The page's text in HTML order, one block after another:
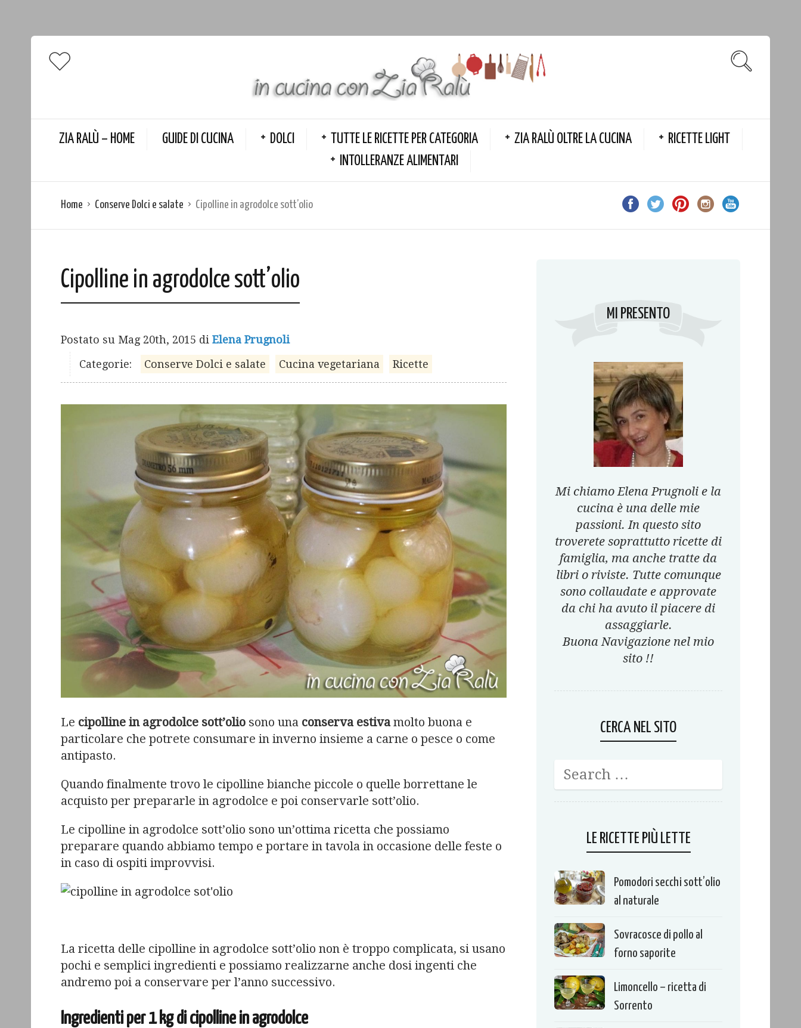
ZIA RALÙ – HOME GUIDE DI CUCINA DOLCI TUTTE LE RICETTE PER CATEGORIA ZIA RALÙ OLTRE LA CUCINA
RICETTE LIGHT
INTOLLERANZE ALIMENTARI
Home Conserve Dolci e salate Cipolline in agrodolce sott’olio
Cipolline in agrodolce sott’olio
Postato su Mag 20th, 2015 di Elena Prugnoli
Categorie:
Conserve Dolci e salate Cucina vegetariana Ricette
Le cipolline in agrodolce sott’olio sono una conserva estiva molto buona e
particolare che potrete consumare in inverno insieme a carne o pesce o come
antipasto.
Quando finalmente trovo le cipolline bianche piccole o quelle borrettane le
acquisto per prepararle in agrodolce e poi conservarle sott’olio.
Le cipolline in agrodolce sott’olio sono un’ottima ricetta che possiamo
preparare quando abbiamo tempo e portare in tavola in occasione delle feste o
in caso di ospiti improvvisi.
La ricetta delle cipolline in agrodolce sott’olio non è troppo complicata, si usano
pochi e semplici ingredienti e possiamo realizzarne anche dosi ingenti che
andremo poi a conservare per l’anno successivo.
Ingredienti per 1 kg di cipolline in agrodolce
MI PRESENTO
Mi chiamo Elena Prugnoli e la
cucina è una delle mie
passioni. In questo sito
troverete soprattutto ricette di
famiglia, ma anche tratte da
libri o riviste. Tutte comunque
sono collaudate e approvate
da chi ha avuto il piacere di
assaggiarle.
Buona Navigazione nel mio
sito !!
CERCA NEL SITO
LE RICETTE PIÙ LETTE
Pomodori secchi sott’olio
al naturale
Sovracosce di pollo al
forno saporite
Limoncello – ricetta di
Sorrento